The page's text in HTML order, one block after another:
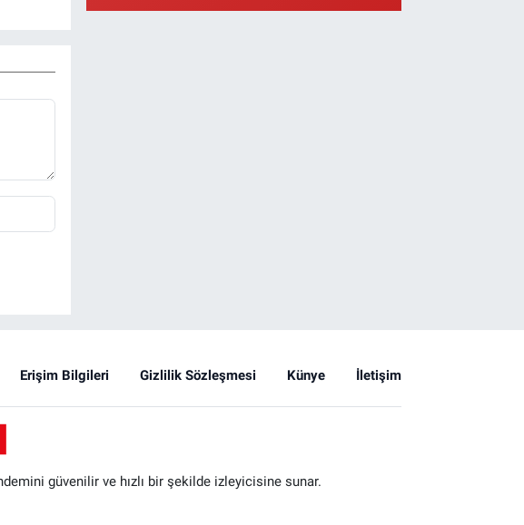
Erişim Bilgileri Gizlilik Sözleşmesi Künye İletişim
güvenilir ve hızlı bir şekilde izleyicisine sunar.